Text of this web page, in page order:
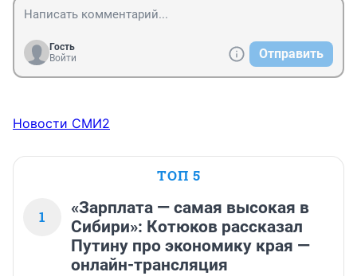
Гость
Войти
Отправить
Новости СМИ2
ТОП 5
1
«Зарплата — самая высокая в
Сибири»: Котюков рассказал
Путину про экономику края —
онлайн-трансляция